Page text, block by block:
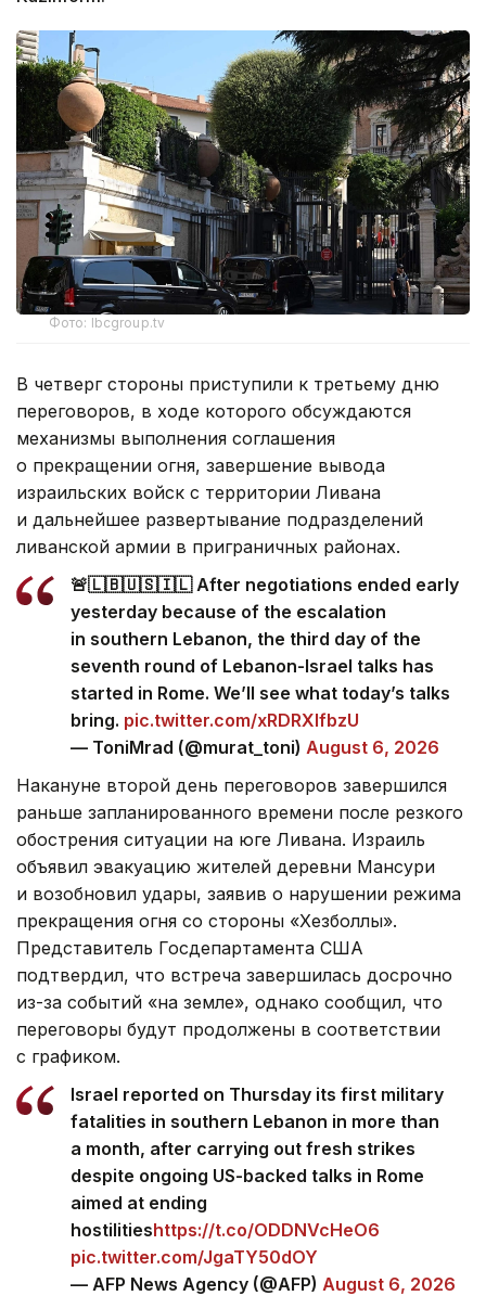
Фото: lbcgroup.tv
В четверг стороны приступили к третьему дню
переговоров, в ходе которого обсуждаются
механизмы выполнения соглашения
о прекращении огня, завершение вывода
израильских войск с территории Ливана
и дальнейшее развертывание подразделений
ливанской армии в приграничных районах.
🚨🇱🇧🇺🇸🇮🇱 After negotiations ended early
yesterday because of the escalation
in southern Lebanon, the third day of the
seventh round of Lebanon-Israel talks has
started in Rome. We’ll see what today’s talks
bring. pic.twitter.com/xRDRXlfbzU
— ToniMrad (@murat_toni) August 6, 2026
Накануне второй день переговоров завершился
раньше запланированного времени после резкого
обострения ситуации на юге Ливана. Израиль
объявил эвакуацию жителей деревни Мансури
и возобновил удары, заявив о нарушении режима
прекращения огня со стороны «Хезболлы».
Представитель Госдепартамента США
подтвердил, что встреча завершилась досрочно
из-за событий «на земле», однако сообщил, что
переговоры будут продолжены в соответствии
с графиком.
Israel reported on Thursday its first military
fatalities in southern Lebanon in more than
a month, after carrying out fresh strikes
despite ongoing US-backed talks in Rome
aimed at ending
hostilitieshttps://t.co/ODDNVcHeO6
pic.twitter.com/JgaTY50dOY
— AFP News Agency (@AFP) August 6, 2026